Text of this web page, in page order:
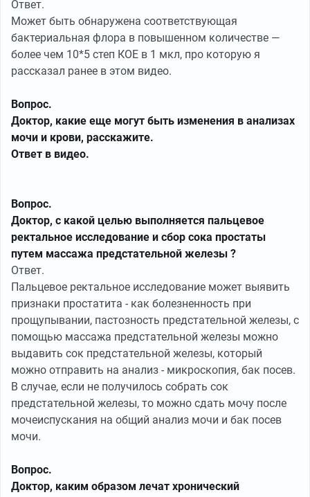
Ответ.
Может быть обнаружена соответствующая
бактериальная флора в повышенном количестве —
более чем 10*5 степ КОЕ в 1 мкл, про которую я
рассказал ранее в этом видео.
Вопрос.
Доктор, какие еще могут быть изменения в анализах
мочи и крови, расскажите.
Ответ в видео.
Вопрос.
Доктор, с какой целью выполняется пальцевое
ректальное исследование и сбор сока простаты
путем массажа предстательной железы ?
Ответ.
Пальцевое ректальное исследование может выявить
признаки простатита - как болезненность при
прощупывании, пастозность предстательной железы, с
помощью массажа предстательной железы можно
выдавить сок предстательной железы, который
можно отправить на анализ - микроскопия, бак посев.
В случае, если не получилось собрать сок
предстательной железы, то можно сдать мочу после
мочеиспускания на общий анализ мочи и бак посев
мочи.
Вопрос.
Доктор, каким образом лечат хронический